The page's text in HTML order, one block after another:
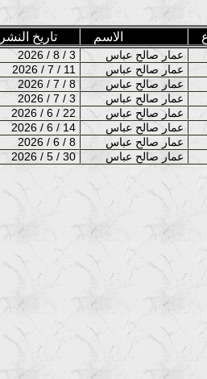
تاريخ النشر الاسم
2026 / 8 / 3 عمار صالح عباس
2026 / 7 / 11
2026 / 7 / 8
2026 / 7 / 3
2026 / 6 / 22
2026 / 6 / 14
عمار صالح عباس
2026 / 6 / 8
2026 / 5 / 30